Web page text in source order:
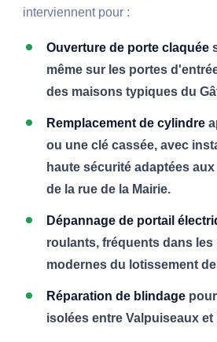
interviennent pour :
Ouverture de porte claquée
même sur les portes
des maisons typiques du
Remplacement de cylindre
ou une clé cassée, avec
haute sécurité adaptées
de la rue de la Mairie.
Dépannage de portail
roulants, fréquents dans les
modernes du lotissement
Réparation de blindage
isolées entre Valpuiseaux et